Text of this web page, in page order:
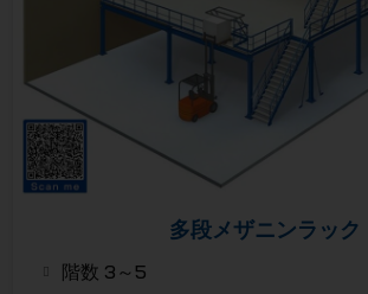
多段メザニンラック
階数 3～5